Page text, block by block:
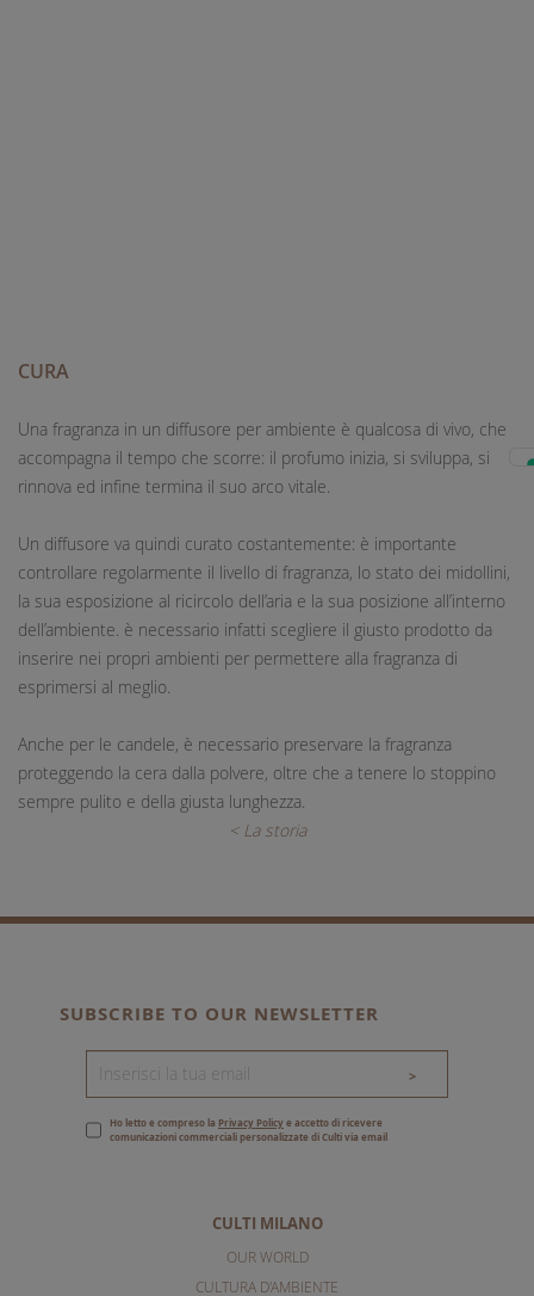
CURA
Una fragranza in un diffusore per ambiente è qualcosa di vivo, che
accompagna il tempo che scorre: il profumo inizia, si sviluppa, si
rinnova ed infine termina il suo arco vitale.
Un diffusore va quindi curato costantemente: è importante
controllare regolarmente il livello di fragranza, lo stato dei midollini,
la sua esposizione al ricircolo dell’aria e la sua posizione all’interno
dell’ambiente. è necessario infatti scegliere il giusto prodotto da
inserire nei propri ambienti per permettere alla fragranza di
esprimersi al meglio.
Anche per le candele, è necessario preservare la fragranza
proteggendo la cera dalla polvere, oltre che a tenere lo stoppino
sempre pulito e della giusta lunghezza.
< La storia
CULTI MILANO
OUR WORLD
CULTURA D'AMBIENTE
SUBSCRIBE TO OUR NEWSLETTER
>
Ho letto e compreso la Privacy Policye accetto di ricevere
comunicazioni commerciali personalizzate di Culti via email